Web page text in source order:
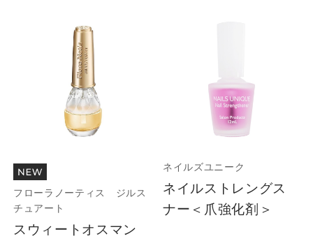
フローラノーティス ジルス
チュアート
スウィートオスマン
ネイルズユニーク
ネイルストレングス
ナー＜爪強化剤＞